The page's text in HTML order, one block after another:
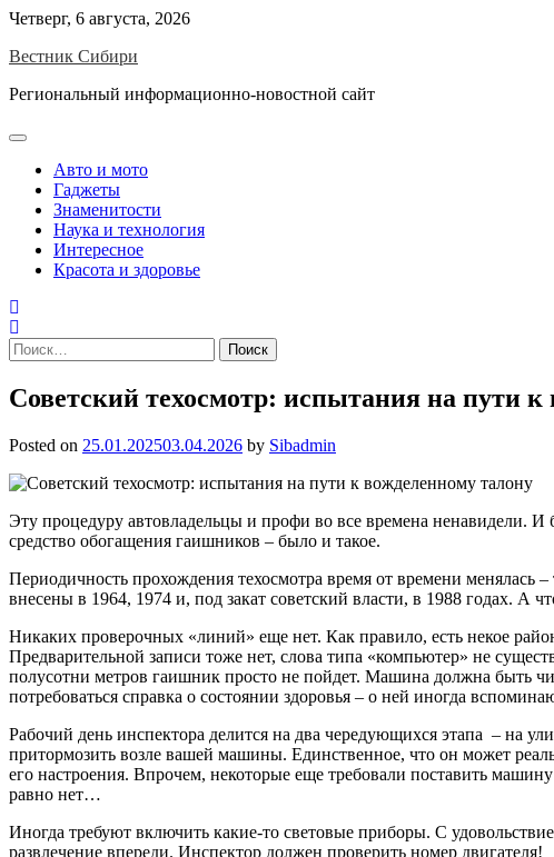
Skip
content
Четверг, 6 августа, 2026
Вестник Сибири
Региональный информационно-новостной сайт
Авто и мото
Гаджеты
Знаменитости
Наука и технология
Интересное
Красота и здоровье
Найти:
Советский техосмотр: испытания на пути
Posted on 25.01.202503.04.2026 by Sibadmin
Эту процедуру автовладельцы и профи во все времена ненавидели. И
средство обогащения гаишников – было и такое.
Периодичность прохождения техосмотра время от времени менялась
внесены в 1964, 1974 и, под закат советский власти, в 1988 годах. А
Никаких проверочных «линий» еще нет. Как правило, есть некое
Предварительной записи тоже нет, слова типа «компьютер» не
полусотни метров гаишник просто не пойдет. Машина должна быть
потребоваться справка о состоянии здоровья – о ней иногда
Рабочий день инспектора делится на два чередующихся этапа – на
притормозить возле вашей машины. Единственное, что он может
его настроения. Впрочем, некоторые еще требовали поставить
равно нет…
Иногда требуют включить какие-то световые приборы. С
развлечение впереди. Инспектор должен проверить номер двигателя!